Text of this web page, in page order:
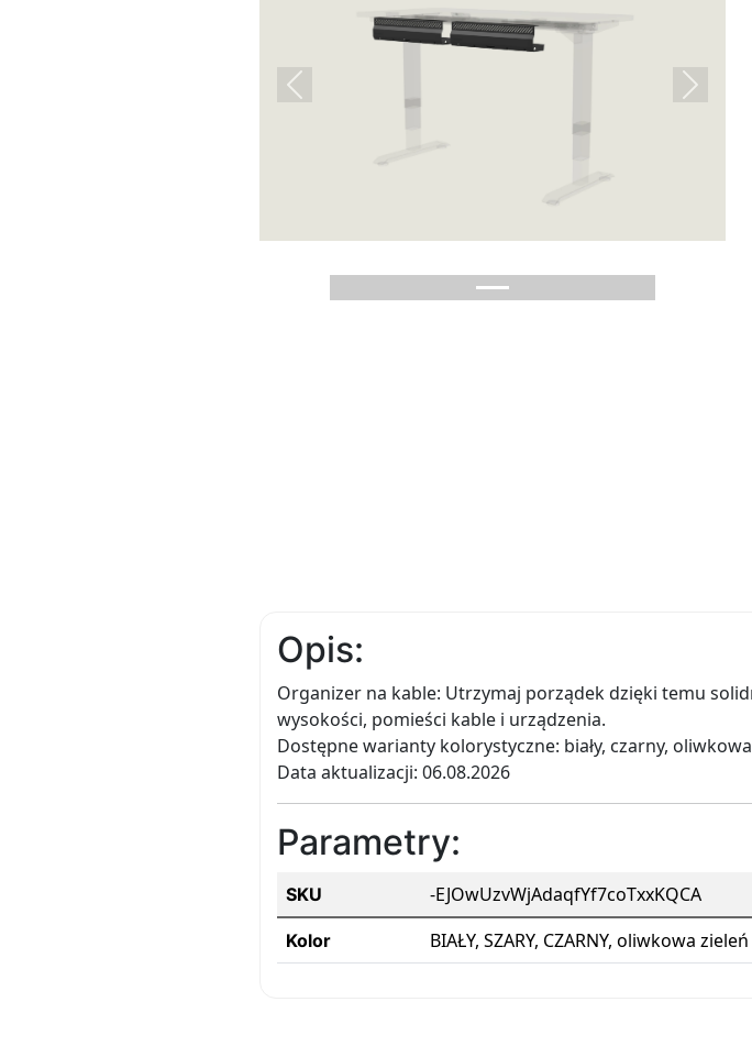
Previous Next
Opis:
Organizer na kable: Utrzymaj porządek dzięki temu
wysokości, pomieści kable i urządzenia.
Dostępne warianty kolorystyczne: biały, czarny,
Data aktualizacji: 06.08.2026
Parametry:
SKU -EJOwUzvWjAdaqfYf7coTxxKQCA
Kolor BIAŁY, SZARY, CZARNY, oliwkowa zieleń